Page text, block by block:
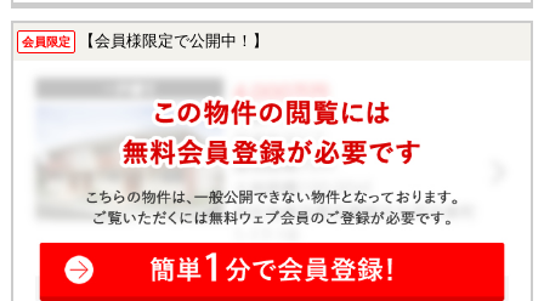
会員限定 【会員様限定で公開中！】